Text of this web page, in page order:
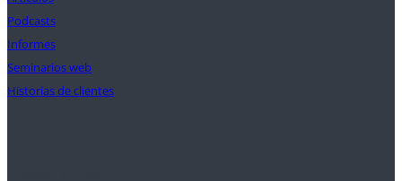
Podcasts
Informes
Seminarios web
Historias de clientes